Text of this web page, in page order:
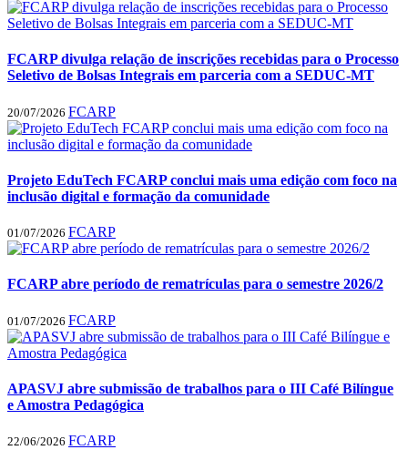
FCARP divulga relação de inscrições recebidas para o Processo
Seletivo de Bolsas Integrais em parceria com a SEDUC-MT
20/07/2026 FCARP
Projeto EduTech FCARP conclui mais uma edição com foco na
inclusão digital e formação da comunidade
01/07/2026 FCARP
FCARP abre período de rematrículas para o semestre 2026/2
01/07/2026 FCARP
APASVJ abre submissão de trabalhos para o III Café Bilíngue
e Amostra Pedagógica
22/06/2026 FCARP